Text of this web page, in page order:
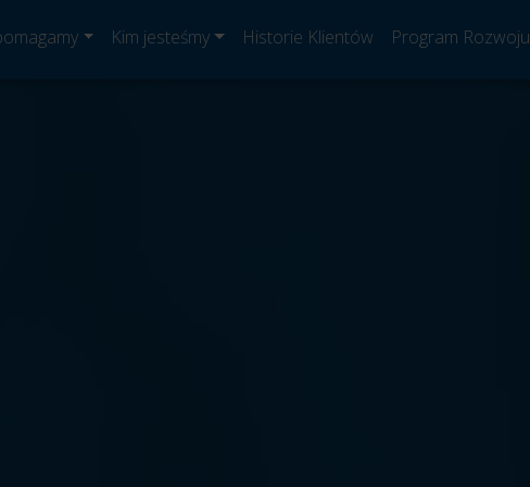
Kim jesteśmy Historie Klientów Program Rozwoju